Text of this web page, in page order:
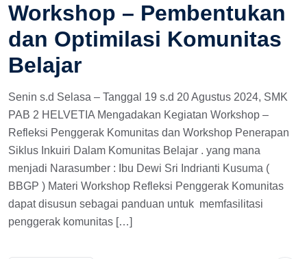
Workshop – Pembentukan
dan Optimilasi Komunitas
Belajar
Senin s.d Selasa – Tanggal 19 s.d 20 Agustus 2024, SMK
PAB 2 HELVETIA Mengadakan Kegiatan Workshop –
Refleksi Penggerak Komunitas dan Workshop Penerapan
Siklus Inkuiri Dalam Komunitas Belajar . yang mana
menjadi Narasumber : Ibu Dewi Sri Indrianti Kusuma (
BBGP ) Materi Workshop Refleksi Penggerak Komunitas
dapat disusun sebagai panduan untuk memfasilitasi
penggerak komunitas […]